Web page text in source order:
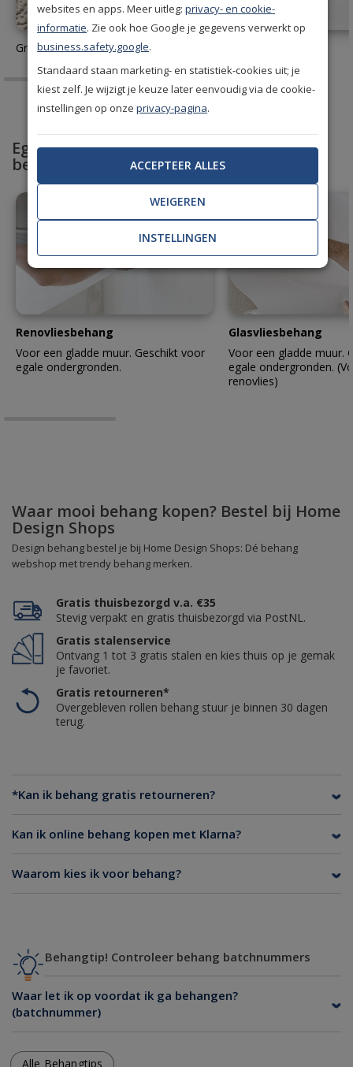
Gratis behang stalen aanvragen
Egaliseer en bescherm met professioneel
behang
Renovliesbehang
Voor een gladde muur. Geschikt voor
egale ondergronden.
Glasvliesbehang
Voor een gladde muur.
egale ondergronden.
renovlies)
Waar mooi behang kopen? Bestel bij Home
Design Shops
Design behang bestel je bij Home Design Shops: Dé behang
webshop met trendy behang merken.
Gratis thuisbezorgd v.a. €35
Stevig verpakt en gratis thuisbezorgd via PostNL.
Gratis stalenservice
Ontvang 1 tot 3 gratis stalen en kies thuis op je gemak
je favoriet.
Gratis retourneren*
Overgebleven rollen behang stuur je binnen 30 dagen
terug.
*Kan ik behang gratis retourneren?
Kan ik online behang kopen met Klarna?
Waarom kies ik voor behang?
Behangtip! Controleer behang batchnummers
Waar let ik op voordat ik ga behangen?
(batchnummer)
Alle Behangtips
websites en apps. Meer uitleg:privacy- en cookie-
informatie. Zie ook hoe Google je gegevens verwerkt op
business.safety.google.
Standaard staan marketing- en statistiek-cookies uit; je
kiest zelf. Je wijzigt je keuze later eenvoudig via de cookie-
instellingen op onzeprivacy-pagina.
ACCEPTEER ALLES
WEIGEREN
INSTELLINGEN